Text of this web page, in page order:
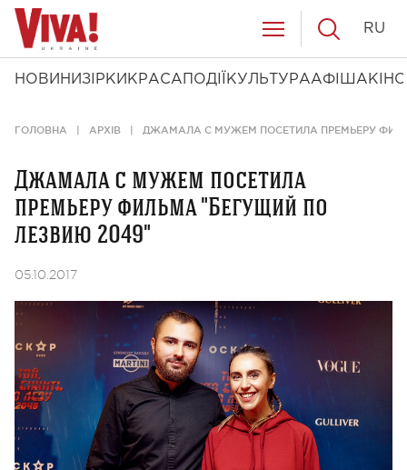
НОВИНИ ЗІРКИ КРАСА ПОДІЇ КУЛЬТУРААФІША КІНО
RU
ГОЛОВНА АРХІВ ДЖАМАЛА С МУЖЕМ ПОСЕТИЛА ПРЕМЬЕРУ
Джамала с мужем посетила
премьеру фильма "Бегущий по
лезвию 2049"
05.10.2017